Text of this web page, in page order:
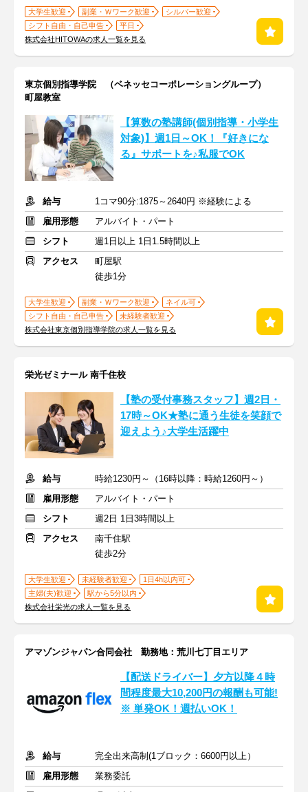
大学生歓迎 副業・Ｗワーク歓迎
シルバー歓迎
シフト自由・自己申告
平日
株式会社HITOWAの求人一覧を見る
東京個別指導学院 （ベネッセコーポレーショングループ）
町屋教室
【算数の塾講師(個別指導・小学生
対象)】週1日～OK！『好きにな
る』サポートを♪私服でOK
給与
1コマ90分:1875～2640円 ※経験による
雇用形態
アルバイト・パート
シフト
週1日以上 1日1.5時間以上
アクセス
町屋駅
徒歩1分
大学生歓迎 副業・Ｗワーク歓迎
ネイル可
シフト自由・自己申告
未経験者歓迎
株式会社東京個別指導学院の求人一覧を見る
栄光ゼミナール 南千住校
【塾の受付事務スタッフ】週2日・
17時～OK★塾に通う生徒を笑顔で
迎えよう♪大学生活躍中
給与
時給1230円～（16時以降：時給1260円～）
雇用形態
アルバイト・パート
シフト
週2日 1日3時間以上
アクセス
南千住駅
徒歩2分
大学生歓迎 未経験者歓迎
1日4h以内可
主婦(夫)歓迎
駅から5分以内
株式会社栄光の求人一覧を見る
アマゾンジャパン合同会社 勤務地：荒川七丁目エリア
【配送ドライバー】夕方以降４時
間程度最大10,200円の報酬も可能!
※ 単発OK！週払いOK！
給与
完全出来高制(1ブロック：6600円以上）
雇用形態
業務委託